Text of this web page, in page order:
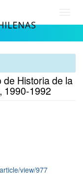
de Historia de la
1990-1992
view/977